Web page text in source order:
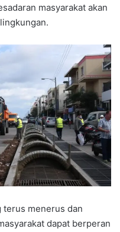
masyarakat akan
terus menerus dan
dapat berperan